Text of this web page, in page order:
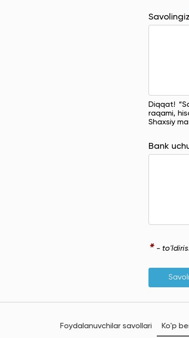
Savolingiz
Diqqat!
raqami,
Shaxsiy
Bank
* -
Foydalanuvchilar savollari Ko'p